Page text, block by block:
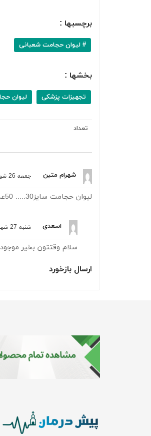
برچسبها :
# لیوان حجامت شعبانی
بخشها :
تجهیزات پزشکی لیوان
تعداد
شهرام متین جمعه 26 شهریور 1400 - 22:26
لیوان حجامت سایز30..... 50عدد
اسعدی شنبه 27 شهریور 1400 - 15:58
سلام وقتتون بخیر
ارسال بازخورد